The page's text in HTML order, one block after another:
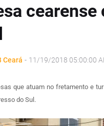
Ceará - 11/19/2018 05:00:00
que atuam no fretamento e
do Sul.